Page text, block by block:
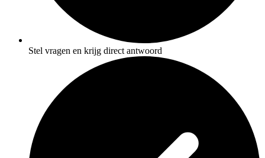
Stel vragen en krijg direct antwoord